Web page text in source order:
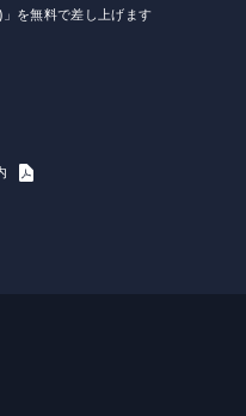
を無料で差し上げます